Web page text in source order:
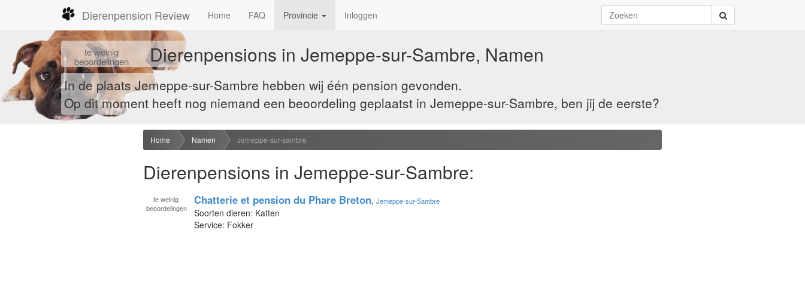
Dierenpension Review Home FAQ Provincie Inloggen
teweinig
beoordelingen Dierenpensions in Jemeppe-sur-Sambre, Namen
In de plaats Jemeppe-sur-Sambre hebben wij één pension gevonden.
Op dit moment heeft nog niemand een beoordeling geplaatst in Jemeppe-sur-Sambre, ben jij de eerste?
Home Namen Jemeppe-sur-sambre
Dierenpensions in Jemeppe-sur-Sambre:
te weinig
beoordelingen
Chatterie et pension du Phare Breton, Jemeppe-sur-Sambre
Soorten dieren: Katten
Service: Fokker